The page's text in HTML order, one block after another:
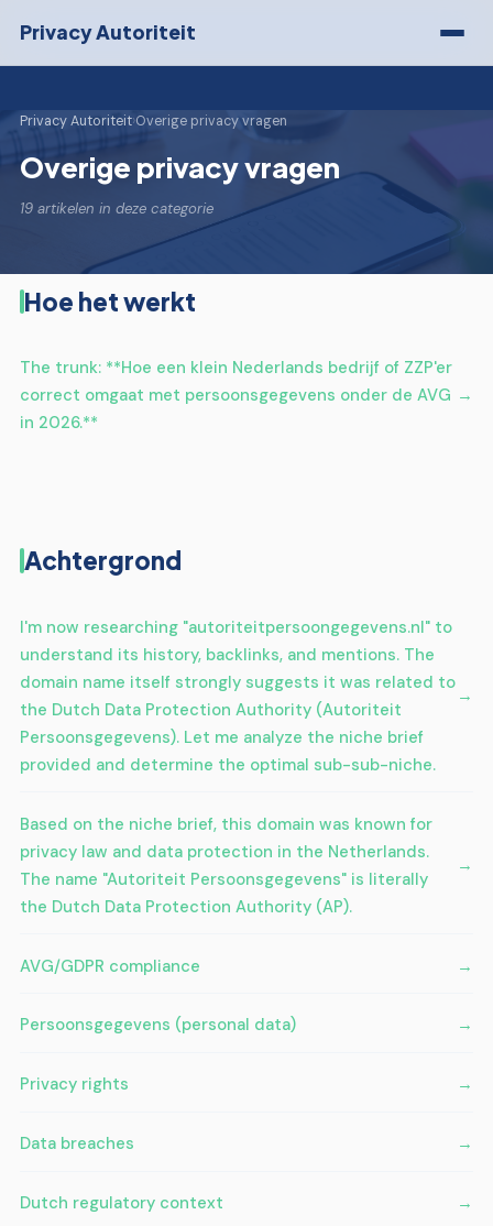
Privacy Autoriteit
Privacy Autoriteit›Overige privacy vragen
Overige privacy vragen
19 artikelen in deze categorie
Hoe het werkt
The trunk: **Hoe een klein Nederlands bedrijf of ZZP'er
correct omgaat met persoonsgegevens onder de AVG
in 2026.**
Achtergrond
I'm now researching "autoriteitpersoongegevens.nl" to
understand its history, backlinks, and mentions. The
domain name itself strongly suggests it was related to
the Dutch Data Protection Authority (Autoriteit
Persoonsgegevens). Let me analyze the niche brief
provided and determine the optimal sub-sub-niche.
Based on the niche brief, this domain was known for
privacy law and data protection in the Netherlands.
The name "Autoriteit Persoonsgegevens" is literally
the Dutch Data Protection Authority (AP).
AVG/GDPR compliance
Persoonsgegevens (personal data)
Privacy rights
Data breaches
Dutch regulatory context